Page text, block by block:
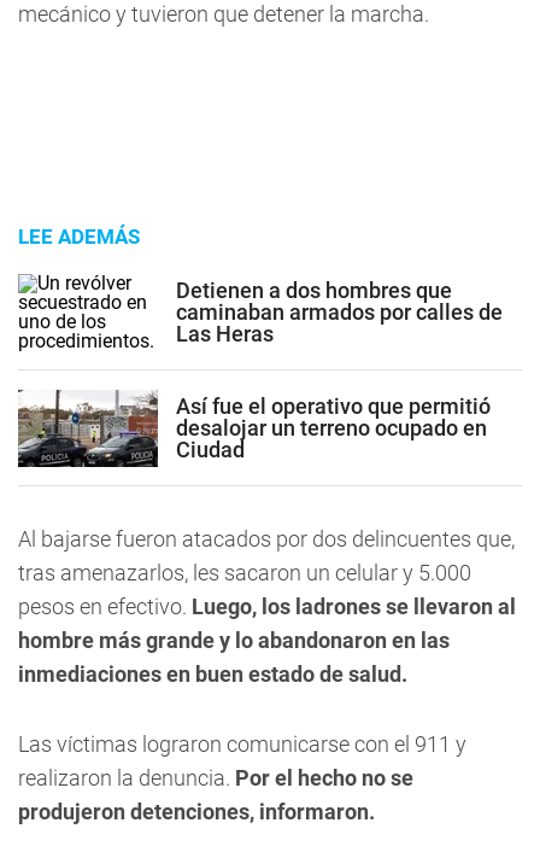
mecánico y tuvieron que detener la marcha.
LEE ADEMÁS
Detienen a dos hombres que
caminaban armados por calles de
Las Heras
Así fue el operativo que permitió
desalojar un terreno ocupado en
Ciudad
Al bajarse fueron atacados por dos delincuentes que,
tras amenazarlos, les sacaron un celular y 5.000
pesos en efectivo. Luego, los ladrones se llevaron al
hombre más grande y lo abandonaron en las
inmediaciones en buen estado de salud.
Las víctimas lograron comunicarse con el 911 y
realizaron la denuncia. Por el hecho no se
produjeron detenciones, informaron.